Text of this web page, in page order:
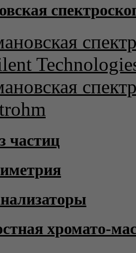
частиц
хромато-